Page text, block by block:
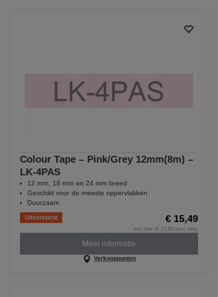
Colour Tape – Pink/Grey 12mm(8m) –
LK-4PAS
12 mm, 18 mm en 24 mm breed
Geschikt voor de meeste oppervlakken
Duurzaam
Uitverkocht € 15,49
incl. btw (€ 12,80 excl. btw)
Meer informatie
Verkooppunten